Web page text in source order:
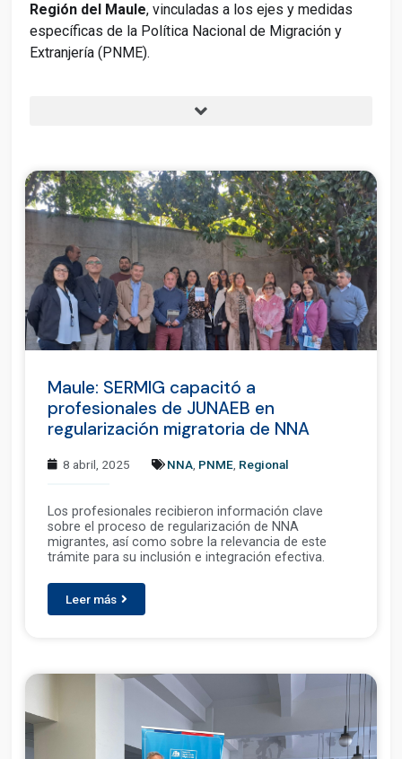
Región del Maule, vinculadas a los ejes y medidas
específicas de la Política Nacional de Migración y
Extranjería (PNME).
Maule: SERMIG capacitó a
profesionales de JUNAEB en
regularización migratoria de NNA
8 abril, 2025 NNA, PNME, Regional
Los profesionales recibieron información clave
sobre el proceso de regularización de NNA
migrantes, así como sobre la relevancia de este
trámite para su inclusión e integración efectiva.
Leer más